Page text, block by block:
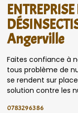
Angerville
Faites confiance à
tous problème de
se rendent sur
solution contre les
0783296386